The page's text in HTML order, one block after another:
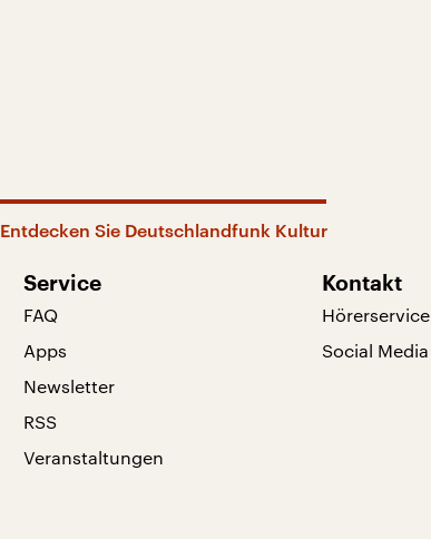
Entdecken Sie Deutschlandfunk Kultur
Service
FAQ
Apps
Newsletter
RSS
Veranstaltungen
Kontakt
Hörerservice
Social Media